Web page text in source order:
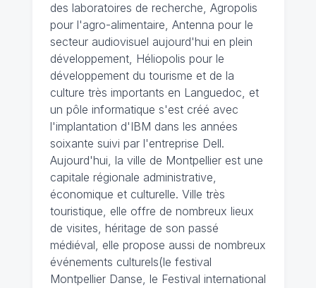
des laboratoires de recherche, Agropolis
pour l'agro-alimentaire, Antenna pour le
secteur audiovisuel aujourd'hui en plein
développement, Héliopolis pour le
développement du tourisme et de la
culture très importants en Languedoc, et
un pôle informatique s'est créé avec
l'implantation d'IBM dans les années
soixante suivi par l'entreprise Dell.
Aujourd'hui, la ville de Montpellier est une
capitale régionale administrative,
économique et culturelle. Ville très
touristique, elle offre de nombreux lieux
de visites, héritage de son passé
médiéval, elle propose aussi de nombreux
événements culturels(le festival
Montpellier Danse, le Festival international